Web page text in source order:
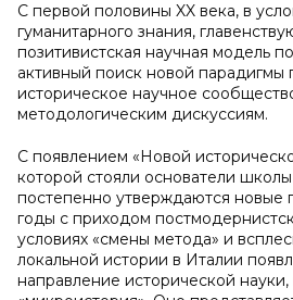
С первой половины XX века, в
гуманитарного знания,
позитивистская научная модель
активный поиск новой парадигмы
историческое научное
методологическим дискуссиям.
С появлением «Новой
которой стояли основатели
постепенно утверждаются новые
годы с приходом
условиях «смены метода» и
локальной истории в Италии
направление исторической